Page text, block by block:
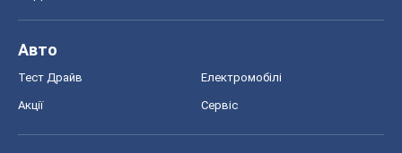
Авто
Тест Драйв Електромобілі
Акції Сервіс